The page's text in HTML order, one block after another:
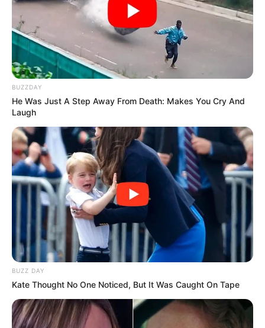
magánszemélyek,
valaminthelyi önkormányzatok
BUZZDAY
He Was Just A Step Away From Death: Makes You Cry And
Laugh
BUZZ DAY
Kate Thought No One Noticed, But It Was Caught On Tape